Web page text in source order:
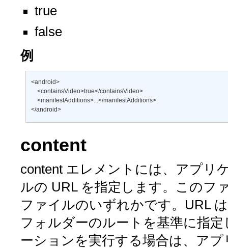
true
false
例
<android>
    <containsVideo>true</containsVideo>
    <manifestAdditions>...</manifestAdditions>
</android>
content
content エレメントには、アプリ
ルの URL を指定します。このフ
ファイルのいずれかです。URL
フォルダーのルートを基準に指
ーションを実行する場合は、ア